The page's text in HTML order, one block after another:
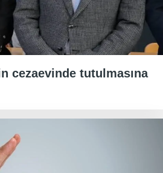
cezaevinde tutulmasına